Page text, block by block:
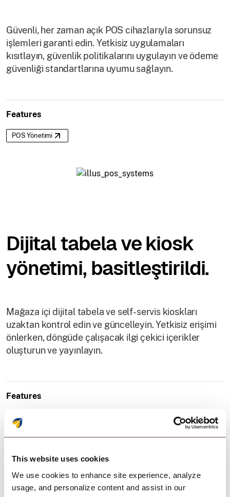
This website uses cookies
We use cookies to enhance site experience, analyze
usage, and personalize content and assist in our
Güvenli, her zaman açık POS cihazlarıyla sorunsuz
işlemleri garanti edin. Yetkisiz uygulamaları
kısıtlayın, güvenlik politikalarını uygulayın ve ödeme
güvenliği standartlarına uyumu sağlayın.
Features
POS Yönetimi
Dijital tabela ve kiosk
yönetimi, basitleştirildi.
Mağaza içi dijital tabela ve self-servis kioskları
uzaktan kontrol edin ve güncelleyin. Yetkisiz erişimi
önlerken, döngüde çalışacak ilgi çekici içerikler
oluşturun ve yayınlayın.
Features
Tekli ve Çoklu Uygulama Kiosk Modu
Uzaktan İçerik Güncellemeleri